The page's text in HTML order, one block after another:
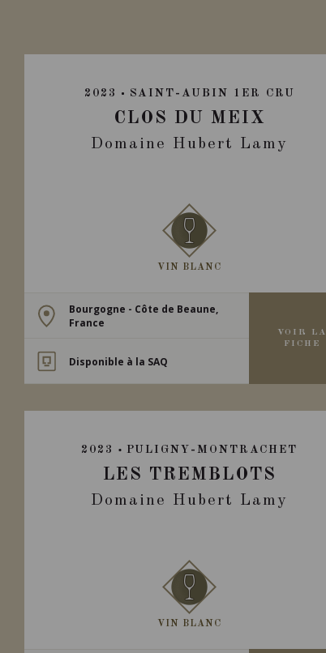
2023 SAINT-AUBIN 1ER CRU
CLOS DU MEIX
Domaine Hubert Lamy
VIN BLANC
Bourgogne - Côte de Beaune,
France
Disponible à la SAQ
VOIR LA
FICHE
2023 PULIGNY-MONTRACHET
LES TREMBLOTS
Domaine Hubert Lamy
VIN BLANC